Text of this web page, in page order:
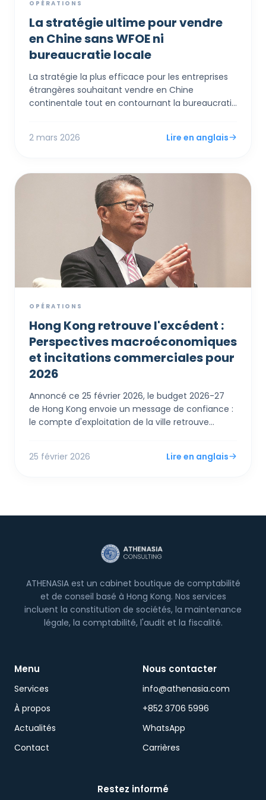
OPÉRATIONS
La stratégie ultime pour vendre
en Chine sans WFOE ni
bureaucratie locale
La stratégie la plus efficace pour les entreprises
étrangères souhaitant vendre en Chine
continentale tout en contournant la bureaucratie
parti des cadres du commerce électronique
commerçants internationaux peuvent accéder
aux consommateurs chinois, recevoir des
paiements en devises librement convertibles et
minimiser légalement leur empreinte fiscale sans
jamais incorporer d'entité sur le continent.
2 mars 2026 Lire en anglais
OPÉRATIONS
Hong Kong retrouve l'excédent :
Perspectives macroéconomiques
et incitations commerciales pour
2026
Annoncé ce 25 février 2026, le budget 2026-27
de Hong Kong envoie un message de confiance :
le compte d'exploitation de la ville retrouve
dévoilé des mesures de soutien immédiates,
personnels.
25 février 2026 Lire en anglais
ATHENASIA est un cabinet boutique de comptabilité
et de conseil basé à Hong Kong. Nos services
incluent la constitution de sociétés, la maintenance
légale, la comptabilité, l'audit et la fiscalité.
Menu
Services
À propos
Actualités
Contact
Nous contacter
info@athenasia.com
+852 3706 5996
WhatsApp
Carrières
Restez informé